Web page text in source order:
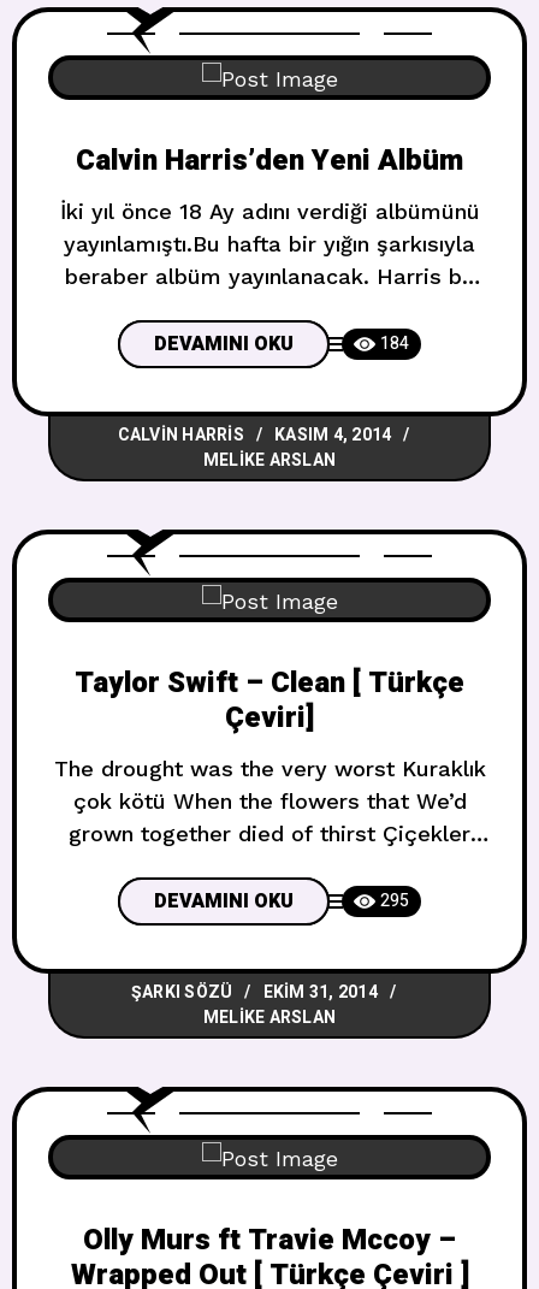
olacak.Sanırım bunu paylaşmanın
Calvin Harris’den Yeni Albüm
İki yıl önce 18 Ay adını verdiği albümünü
yayınlamıştı.Bu hafta bir yığın şarkısıyla
beraber albüm yayınlanacak. Harris bu
Sean,Gwen Stefani,Tinashe ve Firebatz
ile çalıştı.Albümden ilk single da John
Newman ile yapmış olduğu Blame düeti
idi.Albümün ismi ise Motion.(Hareket)
DEVAMINI OKU 184
CALVIN HARRIS
KASIM 4, 2014
MELIKE ARSLAN
Taylor Swift – Clean [ Türkçe
Çeviri]
The drought was the very worst Kuraklık
çok kötü When the flowers that We’d
grown together died of thirst Çiçekler
birlikte yetiştirmiş olacağız It was
months ,and months of back and forth
Aylar ve geride ve ilerideki aylar geçti
You’re still all over me like I wine -
stained dress Sen hala şarap
DEVAMINI OKU 295
ŞARKI SÖZÜ
EKIM 31, 2014
MELIKE ARSLAN
Olly Murs ft Travie Mccoy –
Wrapped Out [ Türkçe Çeviri ]